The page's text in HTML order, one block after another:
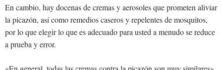
En cambio, hay docenas de cremas y aerosoles que prometen aliviar
la picazón, así como remedios caseros y repelentes de mosquitos,
por lo que elegir lo que es adecuado para usted a menudo se reduce
a prueba y error.